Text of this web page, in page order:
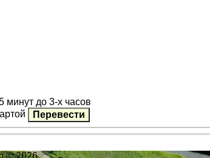
минут до 3-х часов
© 2026